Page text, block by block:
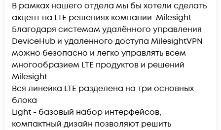
В рамках нашего отдела мы бы хотели сделать
акцент на LTE решениях компании Milesight
Благодаря системам удалённого управления
DeviceHub и удаленного доступа MilesightVPN
можно безопасно и легко управлять всем
многообразием LTE продуктов и решений
Milesight.
Вся линейка LTE разделена на три основных
блока
Light - базовый набор интерфейсов,
компактный дизайн позволяют решить